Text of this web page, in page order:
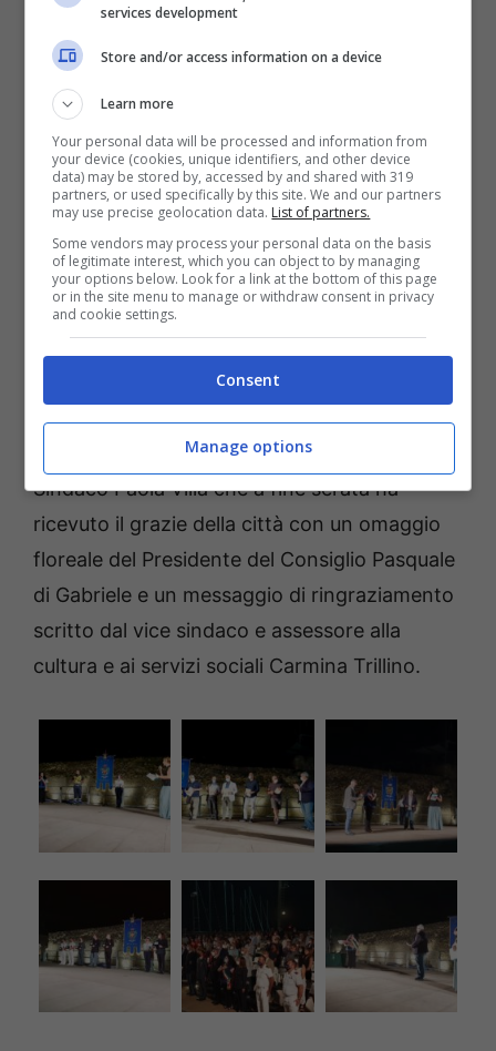
raccolta fondi, la raccolta e la consegna delle
uova di Pasqua e il Carosello Formiano.
“Durante l’emergenza avevamo un obiettivo:
nessuno va lasciato solo, nessuno deve
restare indietro” è stato il commento del
Sindaco Paola Villa che a fine serata ha
ricevuto il grazie della città con un omaggio
floreale del Presidente del Consiglio Pasquale
di Gabriele e un messaggio di ringraziamento
scritto dal vice sindaco e assessore alla
cultura e ai servizi sociali Carmina Trillino.
services development
Store and/or access information on a device
Learn more
Your personal data will be processed and information from
your device (cookies, unique identifiers, and other device
data) may be stored by, accessed by and shared with 319
partners, or used specifically by this site. We and our partners
may use precise geolocation data. List of partners.
Some vendors may process your personal data on the basis
of legitimate interest, which you can object to by managing
your options below. Look for a link at the bottom of this page
or in the site menu to manage or withdraw consent in privacy
and cookie settings.
Consent
Manage options